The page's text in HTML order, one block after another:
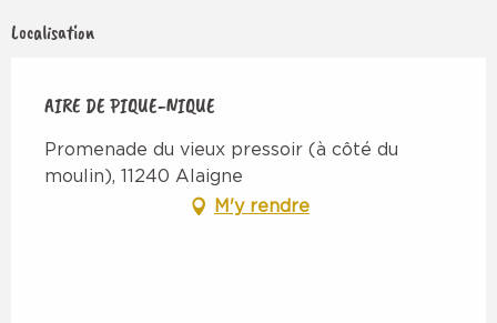
Localisation
AIRE DE PIQUE-NIQUE
Promenade du vieux pressoir (à côté du
moulin), 11240 Alaigne
M'y rendre